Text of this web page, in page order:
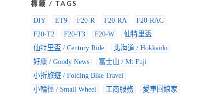
標籤 / TAGS
DIY ET9 F20-R F20-RA
F20-RAC
F20-T2
F20-T3 F20-W
仙特里盃
仙特里盃 / Century Ride
北海道 / Hokkaido
好康 / Goody News
富士山 / Mt Fuji
小折旅遊 / Folding Bike Travel
小輪徑 / Small Wheel
工商服務
愛車回娘家